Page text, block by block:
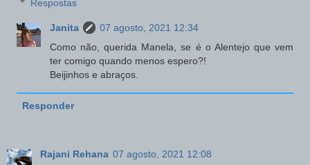
Respostas
Janita
07 agosto, 2021 12:34
Como não, querida Manela, se é o Alentejo que vem
ter comigo quando menos espero?!
Beijinhos e abraços.
Responder
Rajani Rehana 07 agosto, 2021 12:08